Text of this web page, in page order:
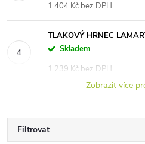
1 404 Kč bez DPH
TLAKOVÝ HRNEC
Skladem
1 239 Kč bez DPH
Zobrazit více
Filtrovat